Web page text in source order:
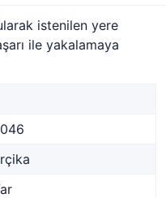
istenilen yere
ile yakalamaya